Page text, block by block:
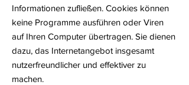
Informationen zufließen. Cookies können
keine Programme ausführen oder Viren
auf Ihren Computer übertragen. Sie dienen
dazu, das Internetangebot insgesamt
nutzerfreundlicher und effektiver zu
machen.